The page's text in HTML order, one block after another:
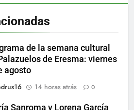
de la semana cultural
de Eresma: viernes
agosto
14 horas atrás 0
Sanroma y Lorena García